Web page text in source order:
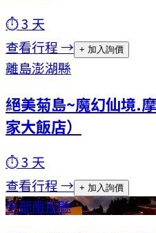
⏱3 天
查看行程 → + 加入詢價
離島澎湖縣
絕美菊島~魔幻仙境.
家大飯店）
⏱3 天
查看行程 → + 加入詢價
中部南投縣